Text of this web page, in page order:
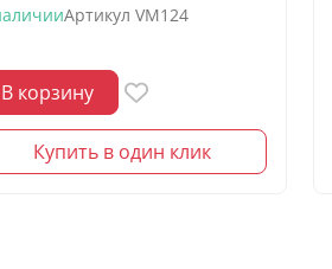
Артикул VM124
В корзину
Купить в один клик